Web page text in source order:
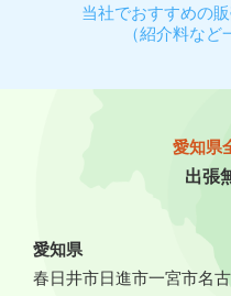
当社でおすすめの
（紹介料など
愛知県
出張
愛知県
春日井市日進市一宮市名